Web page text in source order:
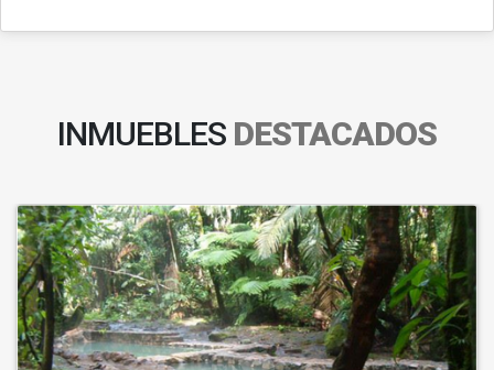
INMUEBLES DESTACADOS